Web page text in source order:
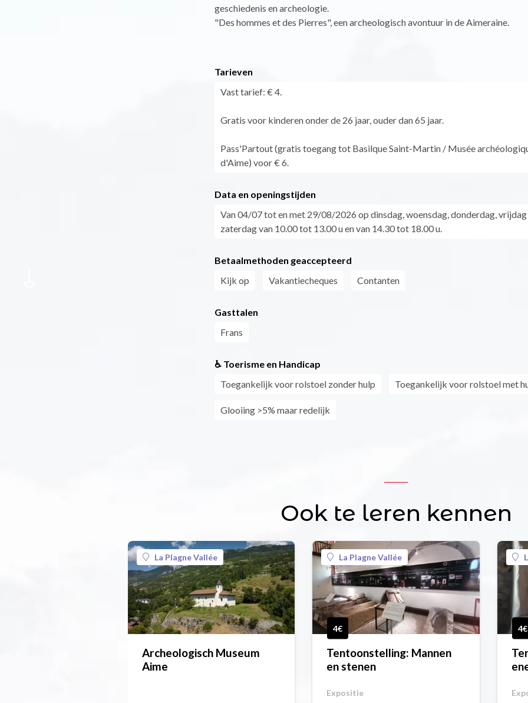
geschiedenis en archeologie.
"Des hommes et des Pierres", een archeologisch avontuur in de Aimeraine.
Tarieven
Vast tarief: € 4.
Gratis voor kinderen onder de 26 jaar, ouder dan 65 jaar.
Pass'Partout (gratis toegang tot Basilque Saint-Martin / Musée
d'Aime) voor € 6.
Data en openingstijden
Van 04/07 tot en met 29/08/2026 op dinsdag, woensdag, donderdag, vrijdag
zaterdag van 10.00 tot 13.00 u en van 14.30 tot 18.00 u.
Betaalmethoden geaccepteerd
Kijk op
Vakantiecheques Contanten
Gasttalen
Frans
♿ Toerisme en Handicap
Toegankelijk voor rolstoel zonder hulp
Toegankelijk voor rolstoel met
Glooiing >5% maar redelijk
Ook te leren kennen
La Plagne Vallée
Archeologisch Museum
Aime
La Plagne Vallée
4€
Tentoonstelling: Mannen
en stenen
Expositie
4€